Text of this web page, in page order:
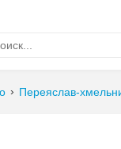
Переяслав-